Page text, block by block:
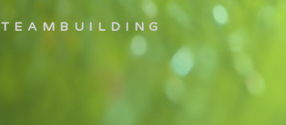
TEAMBUILDING